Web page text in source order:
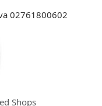
02761800602
Shops